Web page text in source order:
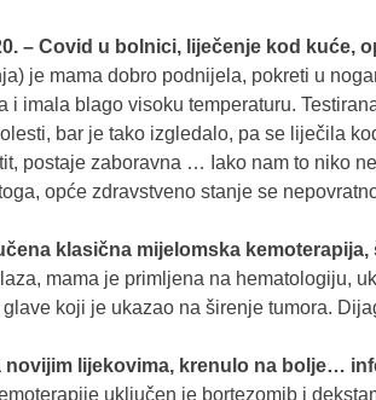
– Covid u bolnici, liječenje kod kuće,
je mama dobro podnijela, pokreti u
i imala blago visoku temperaturu.
bar je tako izgledalo, pa se liječila
postaje zaboravna … Iako nam to niko
opće zdravstveno stanje se
klasična mijelomska
mama je primljena na hematologiju,
koji je ukazao na širenje tumora.
novijim lijekovima, krenulo na bolje…
uključen je bortezomib i